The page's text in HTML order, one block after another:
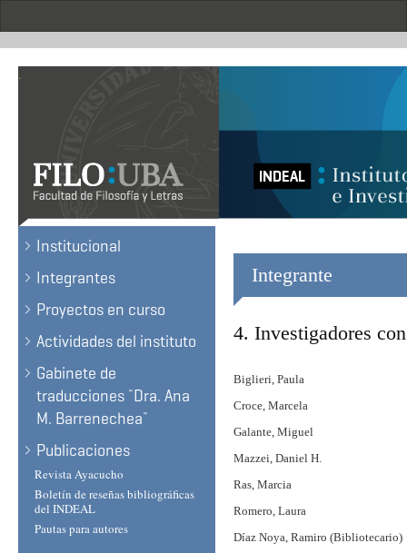
.
Institucional
Integrantes
Proyectos en curso
Actividades del instituto
Gabinete de
traducciones ¨Dra. Ana
M. Barrenechea¨
Publicaciones
Revista Ayacucho
Boletín de reseñas bibliográficas
del INDEAL
Pautas para autores
Integrante
4. Investigadores
Biglieri, Paula
Croce, Marcela
Galante, Miguel
Mazzei, Daniel H.
Ras, Marcia
Romero, Laura
Díaz Noya, Ramiro (Bibliotecario)